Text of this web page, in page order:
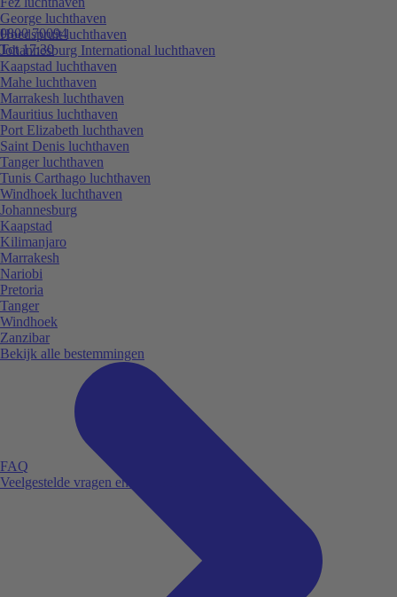
0800 70094
Tot 17:30
FAQ
Veelgestelde vragen en antwoorden.
George luchthaven
Hoedspruit luchthaven
Johannesburg International luchthaven
Kaapstad luchthaven
Mahe luchthaven
Marrakesh luchthaven
Mauritius luchthaven
Port Elizabeth luchthaven
Saint Denis luchthaven
Tanger luchthaven
Tunis Carthago luchthaven
Windhoek luchthaven
Johannesburg
Kaapstad
Kilimanjaro
Marrakesh
Nariobi
Pretoria
Tanger
Windhoek
Zanzibar
Bekijk alle bestemmingen